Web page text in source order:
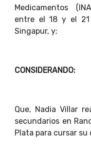
Medicamentos
entre el 18 y el
Singapur, y;
CONSIDERANDO:
Que, Nadia Villar
secundarios en
Plata para cursar